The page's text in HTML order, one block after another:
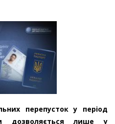
перепусток у період
дозволяється лише у